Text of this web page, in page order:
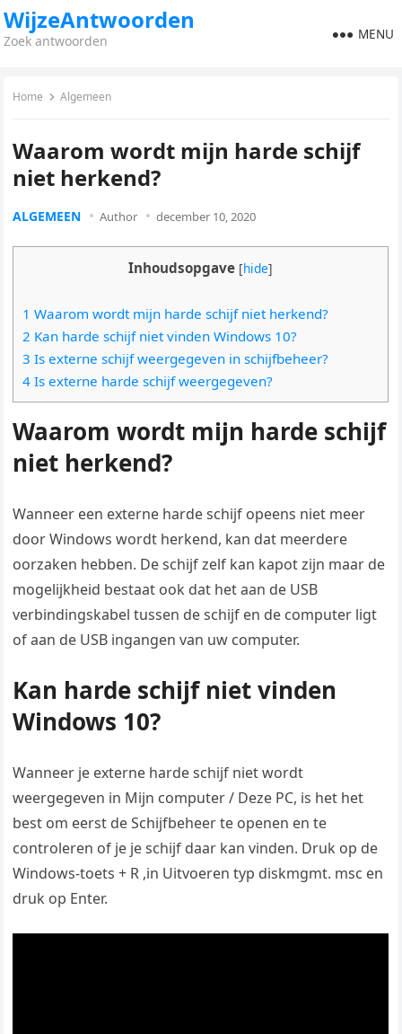
WijzeAntwoorden
Zoek antwoorden MENU
Home Algemeen
Waarom wordt mijn harde schijf
niet herkend?
ALGEMEEN Author december 10, 2020
Inhoudsopgave [hide]
1 Waarom wordt mijn harde schijf niet herkend?
2 Kan harde schijf niet vinden Windows 10?
3 Is externe schijf weergegeven in schijfbeheer?
4 Is externe harde schijf weergegeven?
Waarom wordt mijn harde schijf
niet herkend?
Wanneer een externe harde schijf opeens niet meer
door Windows wordt herkend, kan dat meerdere
oorzaken hebben. De schijf zelf kan kapot zijn maar de
mogelijkheid bestaat ook dat het aan de USB
verbindingskabel tussen de schijf en de computer ligt
of aan de USB ingangen van uw computer.
Kan harde schijf niet vinden
Windows 10?
Wanneer je externe harde schijf niet wordt
weergegeven in Mijn computer / Deze PC, is het het
best om eerst de Schijfbeheer te openen en te
controleren of je je schijf daar kan vinden. Druk op de
Windows-toets + R ,in Uitvoeren typ diskmgmt. msc en
druk op Enter.